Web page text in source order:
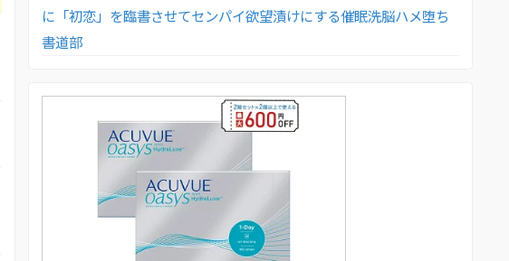
に「初恋」を臨書させてセンパイ欲望漬けにする催眠洗脳ハメ堕ち
書道部